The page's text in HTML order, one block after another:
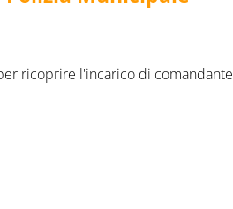
ricoprire l'incarico di comandante